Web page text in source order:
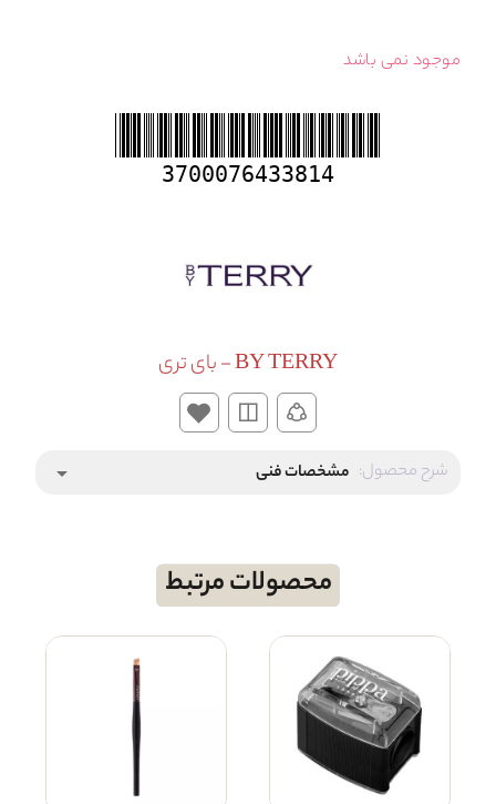
موجود نمی باشد
3700076433814
BY TERRY - بای تری
شرح محصول: مشخصات فنی arrow_drop_down
محصولات مرتبط